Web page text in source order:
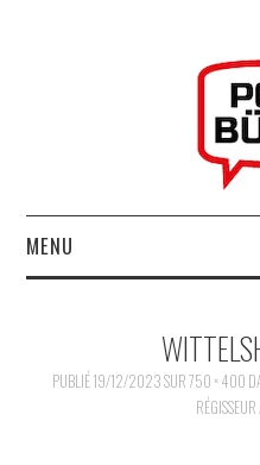
MENU
PUBLIÉ19/12/2023SUR750 × 400